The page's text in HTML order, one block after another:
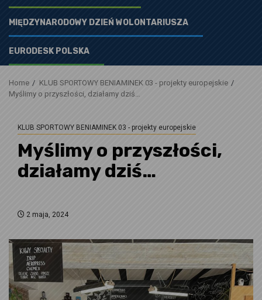
MIĘDZYNARODOWY DZIEŃ WOLONTARIUSZA
EURODESK POLSKA
Home
KLUB SPORTOWY BENIAMINEK 03 - projekty europejskie
Myślimy o przyszłości, działamy dziś…
KLUB SPORTOWY BENIAMINEK 03 - projekty europejskie
Myślimy o przyszłości,
działamy dziś…
2 maja, 2024